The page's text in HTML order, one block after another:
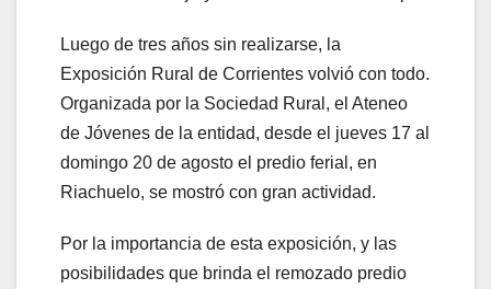
Luego de tres años sin realizarse, la
Exposición Rural de Corrientes volvió con todo.
Organizada por la Sociedad Rural, el Ateneo
de Jóvenes de la entidad, desde el jueves 17 al
domingo 20 de agosto el predio ferial, en
Riachuelo, se mostró con gran actividad.
Por la importancia de esta exposición, y las
posibilidades que brinda el remozado predio